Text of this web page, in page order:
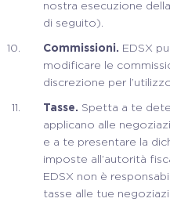
nostra esecuzione
di seguito).
Commissioni. EDSX
modificare le
discrezione per
Tasse. Spetta a te
applicano alle
e a te presentare la
imposte all’autorità
EDSX non è
tasse alle tue